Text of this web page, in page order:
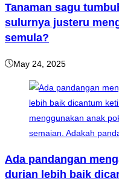
Tanaman sagu
sulurnya justeru
semula?
May 24, 2025
Ada pandangan
durian lebih baik